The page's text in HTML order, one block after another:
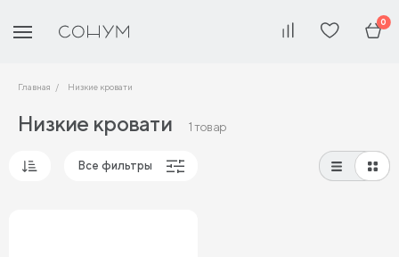
0
Главная Низкие кровати
Низкие кровати 1 товар
Все фильтры